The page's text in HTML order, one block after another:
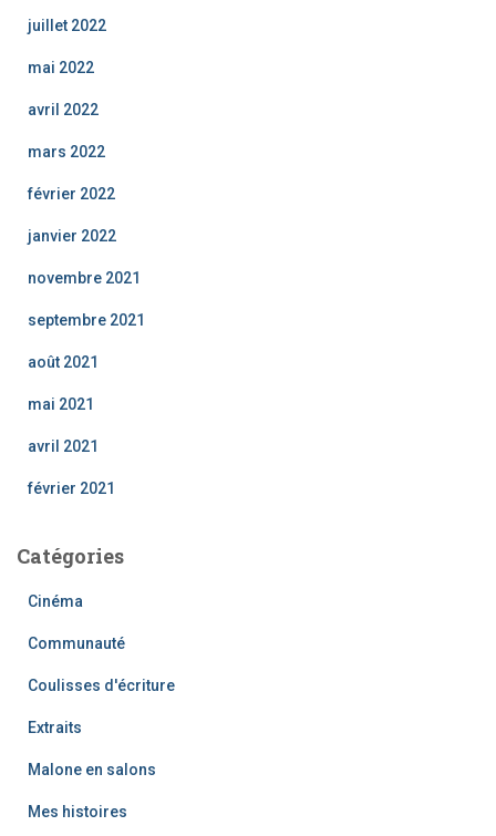
juillet 2022
mai 2022
avril 2022
mars 2022
février 2022
janvier 2022
novembre 2021
septembre 2021
août 2021
mai 2021
avril 2021
février 2021
Catégories
Cinéma
Communauté
Coulisses d'écriture
Extraits
Malone en salons
Mes histoires